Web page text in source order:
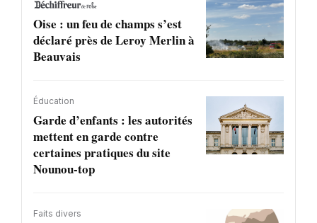
Oise : un feu de champs s’est
déclaré près de Leroy Merlin à
Beauvais
Éducation
Garde d’enfants : les autorités
mettent en garde contre
certaines pratiques du site
Nounou-top
Faits divers